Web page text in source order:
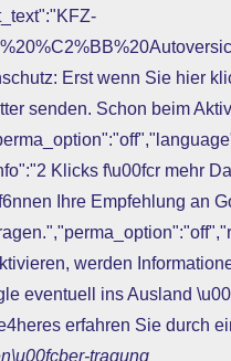
Erst wenn Sie hier
senden. Schon beim
Klicks f\u00fcr mehr
Ihre Empfehlung an
werden
eventuell ins Ausland
erfahren Sie durch
tragung